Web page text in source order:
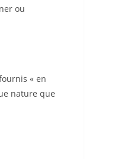
ou
« en
nature que